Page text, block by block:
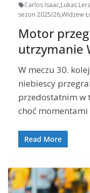
Carlos Isaac,Lukas
sezon 2025/26,Widzew
Motor
utrzymanie
W meczu 30.
niebiescy
przedostatnim w
choć momentami
Read More